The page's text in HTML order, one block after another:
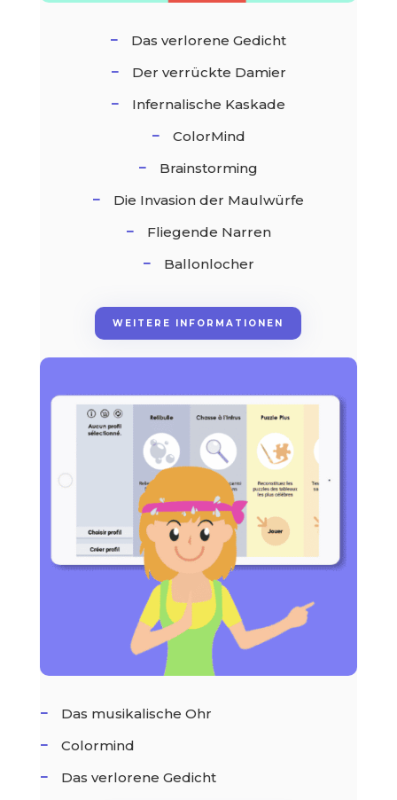
Das verlorene Gedicht
Der verrückte Damier
Infernalische Kaskade
ColorMind
Brainstorming
Die Invasion der Maulwürfe
Fliegende Narren
Ballonlocher
WEITERE INFORMATIONEN
Das musikalische Ohr
Colormind
Das verlorene Gedicht